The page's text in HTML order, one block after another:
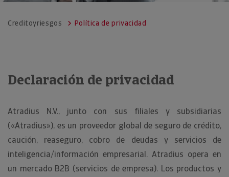
Creditoyriesgos Política de privacidad
Declaración de privacidad
Atradius N.V., junto con sus filiales y subsidiarias
(«Atradius»), es un proveedor global de seguro de crédito,
caución, reaseguro, cobro de deudas y servicios de
inteligencia/información empresarial. Atradius opera en
un mercado B2B (servicios de empresa). Los productos y